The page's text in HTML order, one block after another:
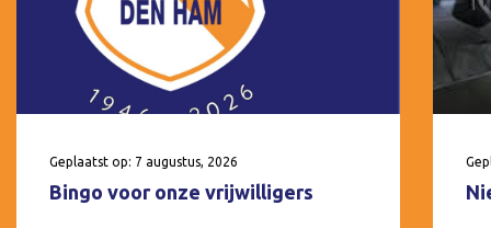
Geplaatst op: 7 augustus, 2026
Bingo voor onze vrijwilligers